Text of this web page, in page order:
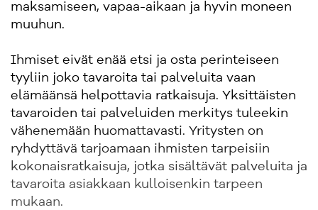
maksamiseen, vapaa-aikaan ja hyvin moneen
muuhun.
Ihmiset eivät enää etsi ja osta perinteiseen
tyyliin joko tavaroita tai palveluita vaan
elämäänsä helpottavia ratkaisuja. Yksittäisten
tavaroiden tai palveluiden merkitys tuleekin
vähenemään huomattavasti. Yritysten on
ryhdyttävä tarjoamaan ihmisten tarpeisiin
kokonaisratkaisuja, jotka sisältävät palveluita ja
tavaroita asiakkaan kulloisenkin tarpeen
mukaan.